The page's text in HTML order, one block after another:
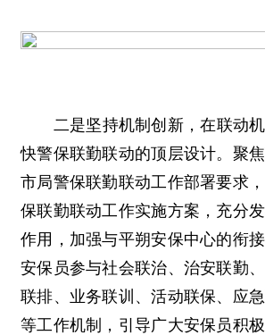
二是坚持机制创新，在联动机
快警保联勤联动的顶层设计。聚
市局警保联勤联动工作部署要求
保联勤联动工作实施方案，充分
作用，加强与平朔安保中心的衔
安保员参与社会联治、治安联勤
联排、业务联训、活动联保、应
等工作机制，引导广大安保员积